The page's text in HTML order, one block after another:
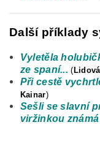
Další příklady
Vyletěla
ze spaní... (
Při cestě
Kainar)
Sešli se slavní
viržinkou